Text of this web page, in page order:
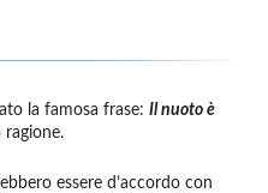
la famosa frase: Il nuoto è
ragione.
essere d’accordo con